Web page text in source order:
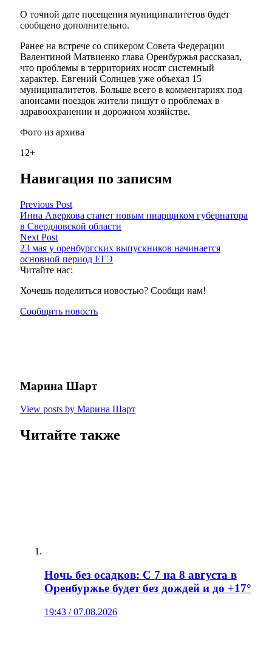
О точной дате посещения муниципалитетов будет
сообщено дополнительно.
Ранее на встрече со спикером Совета Федерации
Валентиной Матвиенко глава Оренбуржья рассказал,
что проблемы в территориях носят системный
характер. Евгений Солнцев уже объехал 15
муниципалитетов. Больше всего в комментариях под
анонсами поездок жители пишут о проблемах в
здравоохранении и дорожном хозяйстве.
Фото из архива
12+
Навигация по записям
Previous Post
Инна Аверкова станет новым пиарщиком губернатора
в Свердловской области
Next Post
23 мая у оренбургских выпускников начинается
основной период ЕГЭ
Читайте нас:
Хочешь поделиться новостью? Сообщи нам!
Сообщить новость
Марина Шарт
View posts by Марина Шарт
Читайте также
Ночь без осадков: С 7 на 8 августа в
Оренбуржье будет без дождей и до +17°
19:43 / 07.08.2026